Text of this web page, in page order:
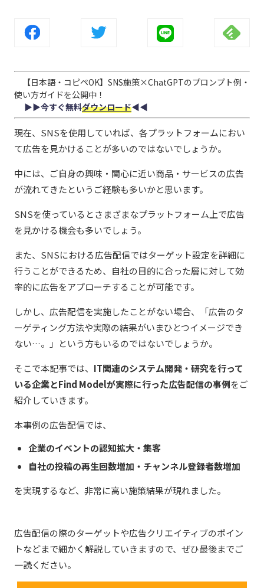
【日本語・コピペOK】SNS施策×ChatGPTのプロンプト例・
使い方ガイドを公開中！
▶︎▶︎今すぐ無料ダウンロード◀︎◀︎
現在、SNSを使用していれば、各プラットフォームにおい
て広告を見かけることが多いのではないでしょうか。
中には、ご自身の興味・関心に近い商品・サービスの広告
が流れてきたというご経験も多いかと思います。
SNSを使っているとさまざまなプラットフォーム上で広告
を見かける機会も多いでしょう。
また、SNSにおける広告配信ではターゲット設定を詳細に
行うことができるため、自社の目的に合った層に対して効
率的に広告をアプローチすることが可能です。
しかし、広告配信を実施したことがない場合、「広告のタ
ーゲティング方法や実際の結果がいまひとつイメージでき
ない…。」という方もいるのではないでしょうか。
そこで本記事では、 IT関連のシステム開発・研究を行って
いる企業とFind Modelが実際に行った広告配信の事例をご
紹介していきます。
本事例の広告配信では、
企業のイベントの認知拡大・集客
自社の投稿の再生回数増加・チャンネル登録者数増加
を実現するなど、非常に高い施策結果が現れました。
広告配信の際のターゲットや広告クリエイティブのポイン
トなどまで細かく解説していきますので、ぜひ最後までご
一読ください。